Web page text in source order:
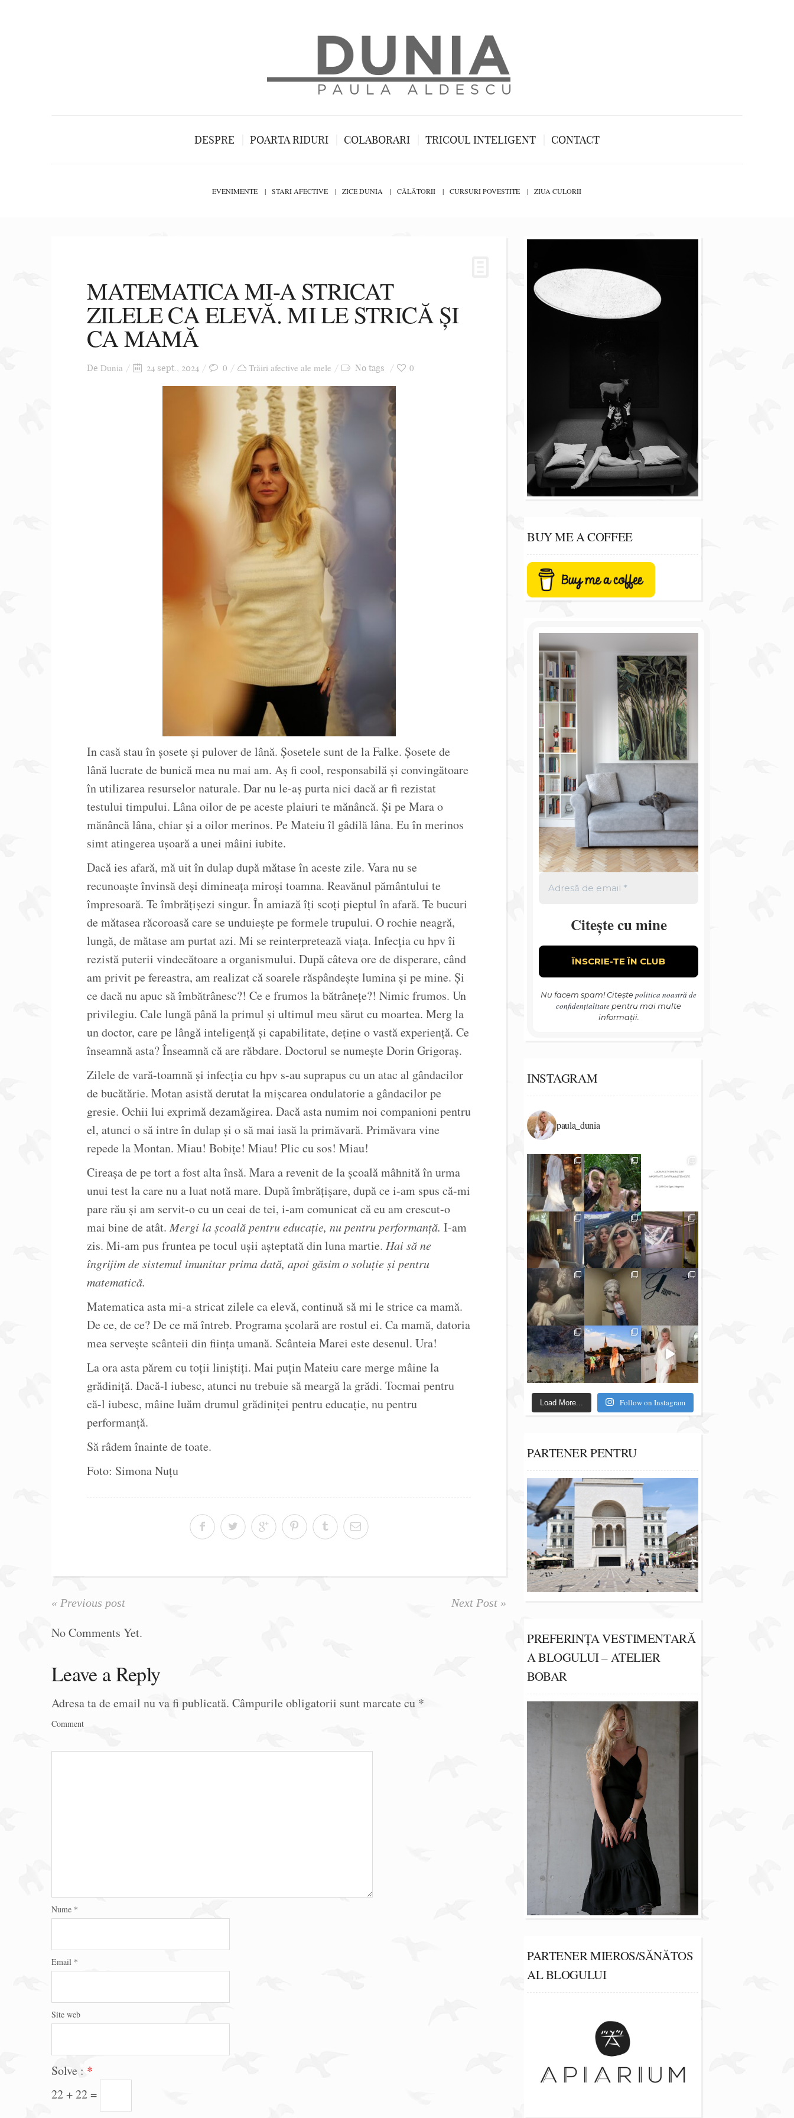
DESPRE POARTA RIDURI COLABORARI TRICOUL INTELIGENT CONTACT
EVENIMENTE STARI AFECTIVE ZICE DUNIA CĂLĂTORII CURSURI POVESTITE ZIUA CULORII
MATEMATICA MI-A STRICAT
ZILELE CA ELEVĂ. MI LE STRICĂ ȘI
CA MAMĂ
De Dunia 24 sept., 2024 0 Trăiri afective ale mele No tags 0
In casă stau în șosete și pulover de lână. Șosetele sunt de la Falke. Șosete de
lână lucrate de bunică mea nu mai am. Aș fi cool, responsabilă și convingătoare
în utilizarea resurselor naturale. Dar nu le-aș purta nici dacă ar fi rezistat
testului timpului. Lâna oilor de pe aceste plaiuri te mănâncă. Și pe Mara o
mănâncă lâna, chiar și a oilor merinos. Pe Mateiu îl gâdilă lâna. Eu în merinos
simt atingerea ușoară a unei mâini iubite.
Dacă ies afară, mă uit în dulap după mătase în aceste zile. Vara nu se
recunoaște învinsă deși dimineața miroși toamna. Reavănul pământului te
împresoară. Te îmbrățișezi singur. În amiază îți scoți pieptul în afară. Te bucuri
de mătasea răcoroasă care se unduiește pe formele trupului. O rochie neagră,
lungă, de mătase am purtat azi. Mi se reinterpretează viața. Infecția cu hpv îi
rezistă puterii vindecătoare a organismului. După câteva ore de disperare, când
am privit pe fereastra, am realizat că soarele răspândește lumina și pe mine. Și
ce dacă nu apuc să îmbătrânesc?! Ce e frumos la bătrânețe?! Nimic frumos. Un
privilegiu. Cale lungă până la primul și ultimul meu sărut cu moartea. Merg la
un doctor, care pe lângă inteligență și capabilitate, deține o vastă experiență. Ce
înseamnă asta? Înseamnă că are răbdare. Doctorul se numește Dorin Grigoraș.
Zilele de vară-toamnă și infecția cu hpv s-au suprapus cu un atac al gândacilor
de bucătărie. Motan asistă derutat la mișcarea ondulatorie a gândacilor pe
gresie. Ochii lui exprimă dezamăgirea. Dacă asta numim noi companioni pentru
el, atunci o să intre în dulap și o să mai iasă la primăvară. Primăvara vine
repede la Montan. Miau! Bobițe! Miau! Plic cu sos! Miau!
Cireașa de pe tort a fost alta însă. Mara a revenit de la școală mâhnită în urma
unui test la care nu a luat notă mare. După îmbrățișare, după ce i-am spus că-mi
pare rău și am servit-o cu un ceai de tei, i-am comunicat că eu am crescut-o
mai bine de atât. Mergi la școală pentru educație, nu pentru performanță. I-am
zis. Mi-am pus fruntea pe tocul ușii așteptată din luna martie. Hai să ne
îngrijim de sistemul imunitar prima dată, apoi găsim o soluție și pentru
matematică.
Matematica asta mi-a stricat zilele ca elevă, continuă să mi le strice ca mamă.
De ce, de ce? De ce mă întreb. Programa școlară are rostul ei. Ca mamă, datoria
mea servește scânteii din ființa umană. Scânteia Marei este desenul. Ura!
La ora asta părem cu toții liniștiți. Mai puțin Mateiu care merge mâine la
grădiniță. Dacă-l iubesc, atunci nu trebuie să meargă la grădi. Tocmai pentru
că-l iubesc, mâine luăm drumul grădiniței pentru educație, nu pentru
performanță.
Să râdem înainte de toate.
Foto: Simona Nuțu
« Previous post Next Post »
No Comments Yet.
Leave a Reply
Adresa ta de email nu va fi publicată. Câmpurile obligatorii sunt marcate cu *
Comment
Nume *
Email *
Site web
Solve : *
22 + 22 =
BUY ME A COFFEE
Citește cu mine
Nu facem spam! Citeștepolitica noastră de
confidențialitate pentru mai multe
informații.
INSTAGRAM
paula_dunia
Load More... Follow on Instagram
PARTENER PENTRU
PREFERINȚA VESTIMENTARĂ
A BLOGULUI – ATELIER
BOBAR
PARTENER MIEROS/SĂNĂTOS
AL BLOGULUI